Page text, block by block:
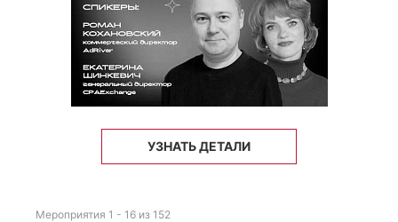
УЗНАТЬ ДЕТАЛИ
Мероприятия 1 - 16 из 152